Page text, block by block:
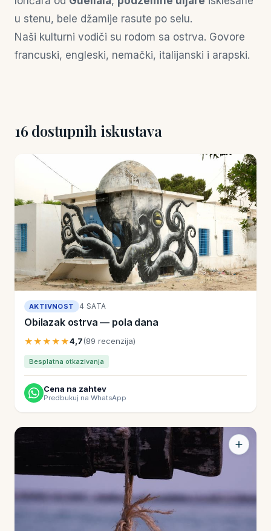
u stenu, bele džamije rasute po selu.
Naši kulturni vodiči su rodom sa ostrva. Govore
francuski, engleski, nemački, italijanski i arapski.
16 dostupnih iskustava
AKTIVNOST 4 SATA
Obilazak ostrva — pola dana
★★★★★4,7(89 recenzija)
Besplatna otkazivanja
Cena na zahtev
Predbukuj na WhatsApp